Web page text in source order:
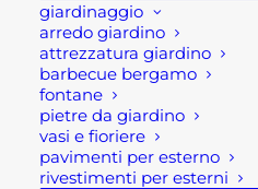
giardinaggio
arredo giardino
attrezzatura giardino
barbecue bergamo
fontane
pietre da giardino
vasi e fioriere
pavimenti per esterno
rivestimenti per esterni